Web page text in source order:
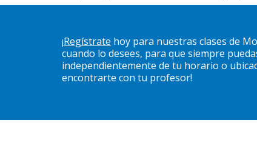
¡Regístrate hoy para nuestras clases de
cuando lo desees, para que siempre
independientemente de tu horario o
encontrarte con tu profesor!